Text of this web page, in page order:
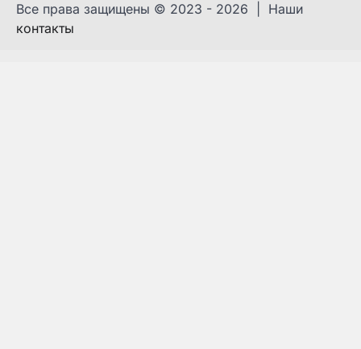
Все права защищены © 2023 - 2026 | Наши
контакты